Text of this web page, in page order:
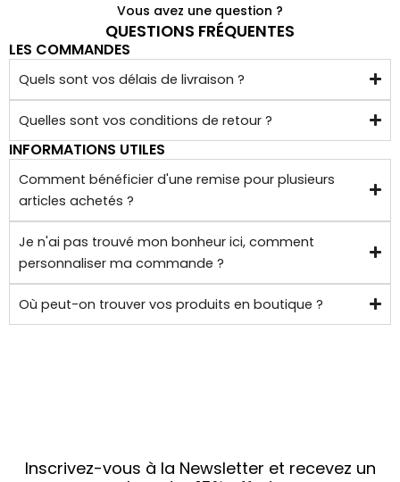
quelq
kilom
de
chez
soi.
Vous avez une question ?
QUESTIONS FRÉQUENTES
LES COMMANDES
Quels sont vos délais de livraison ?
Quelles sont vos conditions de retour ?
INFORMATIONS UTILES
Comment bénéficier d'une remise pour plusieurs
articles achetés ?
Je n'ai pas trouvé mon bonheur ici, comment
personnaliser ma commande ?
Où peut-on trouver vos produits en boutique ?
Inscrivez-vous à la Newsletter et recevez un